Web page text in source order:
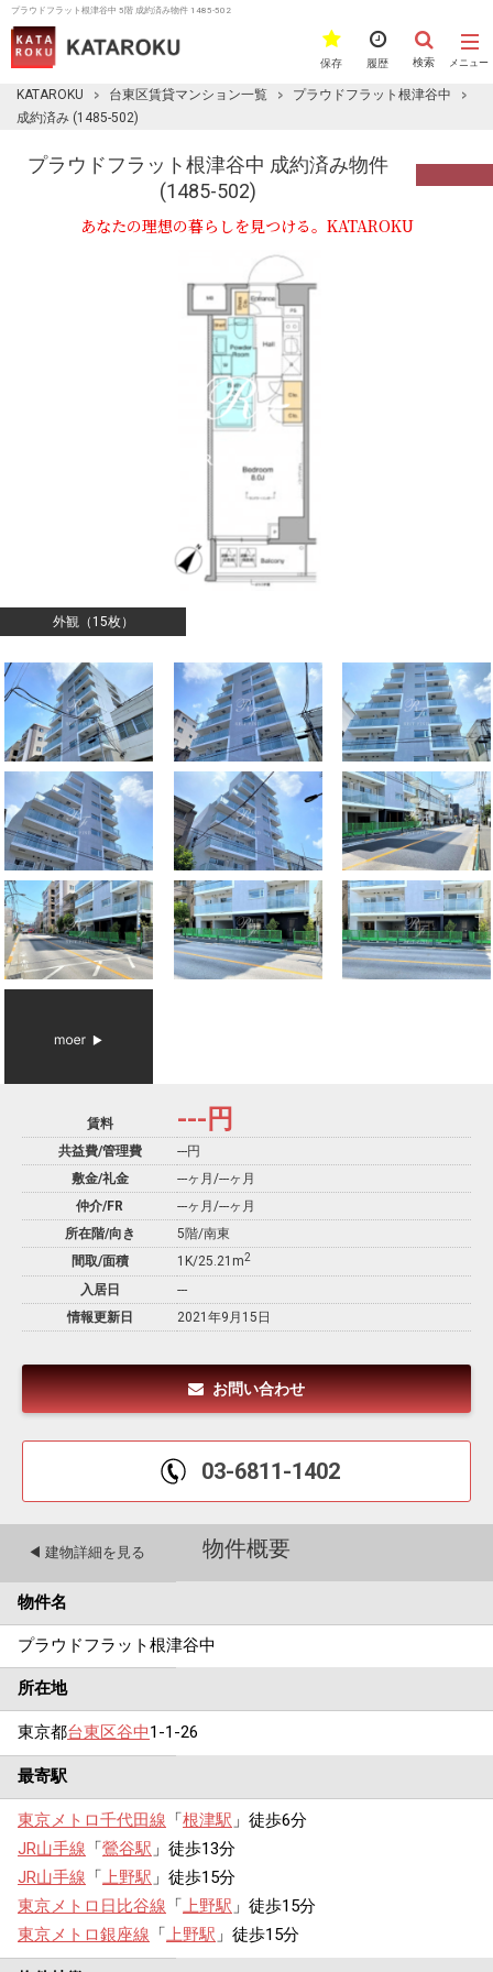
プラウドフラット根津谷中 5階 成約済み物件 1485-502
メニュー
検索
履歴
保存
KATAROKU 台東区賃貸マンション一覧
プラウドフラット根津谷中
成約済み (1485-502)
プラウドフラット根津谷中 成約済み物件
(1485-502)
あなたの理想の暮らしを見つける。KATAROKU
外観（15枚）
賃料 --- 円
共益費/管理費
---円
敷金/礼金
---ヶ月 /---ヶ月
仲介/FR
---ヶ月 /---ヶ月
所在階/向き
5階/南東
間取/面積
1K/25.21m2
入居日
---
情報更新日
2021年9月15日
お問い合わせ
03-6811-1402
物件概要
◀︎ 建物詳細を見る
物件名
プラウドフラット根津谷中
所在地
東京都台東区谷中1-1-26
最寄駅
東京メトロ千代田線 「根津駅 」徒歩6分
JR山手線 「鶯谷駅 」徒歩13分
JR山手線 「上野駅 」徒歩15分
東京メトロ日比谷線 「上野駅 」徒歩15分
東京メトロ銀座線 「上野駅 」徒歩15分